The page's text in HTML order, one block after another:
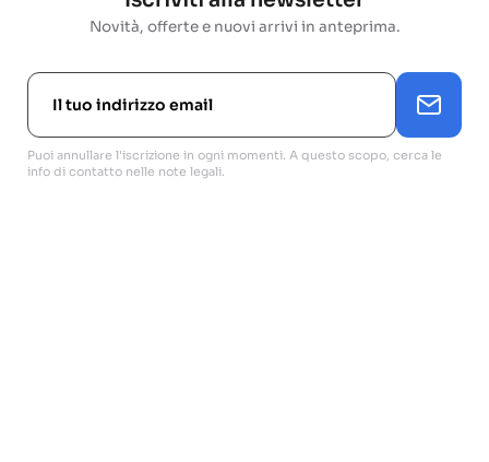
Novità, offerte e nuovi arrivi in anteprima.
Puoi annullare l'iscrizione in ogni momenti. A questo scopo, cerca le
info di contatto nelle note legali.